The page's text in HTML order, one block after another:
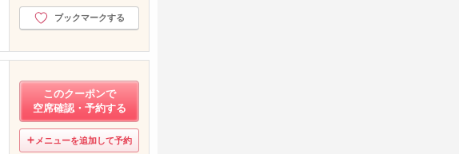
ブックマークする
このクーポンで
空席確認・予約する
メニューを追加して予約